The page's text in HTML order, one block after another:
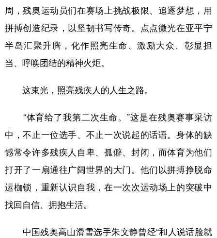
新疆 内蒙古 黑龙江
周，残奥运动员们在赛场上挑战极限、追逐梦想，用
拼搏创造纪录，以坚韧书写传奇。点点微光在亚平宁
半岛汇聚升腾，化作照亮生命、激励大众、彰显担
当、呼唤团结的精神火炬。
这束光，照亮残疾人的人生之路。
“体育给了我第二次生命。”这是在残奥赛事采访
中，不止一位选手、不止一次说起的话语。身体的缺
憾常令许多残疾人自卑、孤僻、封闭，而体育为他们
打开了一扇通往广阔世界的大门。他们以拼搏挣脱命
运枷锁，重新认识自我，在一次次运动场上的突破中
找回自信、拥抱生活。
中国残奥高山滑雪选手朱文静曾经“和人说话脸就